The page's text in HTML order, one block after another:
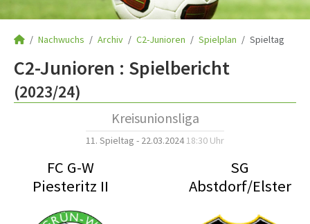
Nachwuchs Archiv C2-Junioren Spielplan Spieltag
C2-Junioren : Spielbericht
(2023/24)
Kreisunionsliga
11. Spieltag - 22.03.202418:30 Uhr
FC G-W
Piesteritz II
SG
Abstdorf/Elster